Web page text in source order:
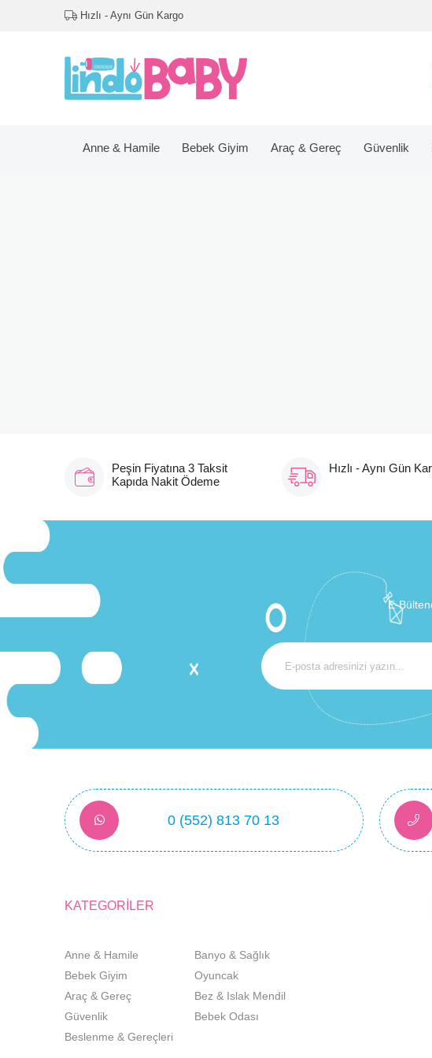
Hızlı - Aynı Gün Kargo
Anne & Hamile Bebek Giyim Araç & Gereç Güvenlik
Peşin Fiyatına 3 Taksit
Kapıda Nakit Ödeme
Hızlı - Aynı Gün
E-
0 (552) 813 70 13
KATEGORİLER
Anne & Hamile
Bebek Giyim
Araç & Gereç
Güvenlik
Beslenme & Gereçleri
Banyo & Sağlık
Oyuncak
Bez & Islak Mendil
Bebek Odası